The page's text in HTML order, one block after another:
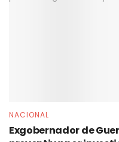
NACIONAL
Exgobernador de